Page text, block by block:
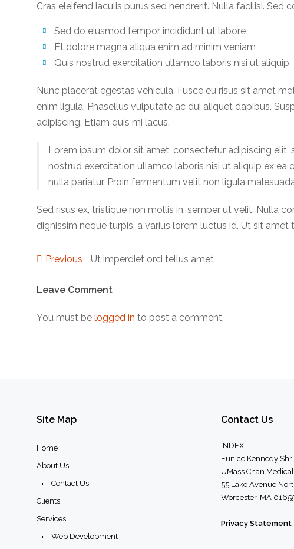
Cras eleifend iaculis purus sed hendrerit. Nulla facilisi. Sed
Sed do eiusmod tempor incididunt ut labore
Et dolore magna aliqua enim ad minim veniam
Quis nostrud exercitation ullamco laboris nisi ut aliquip
Nunc placerat egestas vehicula. Fusce eu risus sit amet
enim ligula. Phasellus vulputate ac dui aliquet dapibus.
adipiscing. Etiam quis mi lacus.
Lorem ipsum dolor sit amet, consectetur adipiscing
nostrud exercitation ullamco laboris nisi ut aliquip ex
nulla pariatur. Proin fermentum velit non ligula
Sed risus ex, tristique non mollis in, semper ut velit. Nulla
dignissim neque turpis, a varius lorem luctus id. Ut sit
Post
Previous
Previous
Ut imperdiet orci tellus amet
Leave Comment
You must be logged in to post a comment.
Site Map
Home
About Us
Contact Us
Clients
Services
Web Development
Contact Us
INDEX
Eunice Kennedy
UMass Chan
55 Lake Avenue
Worcester, MA
Privacy Statement